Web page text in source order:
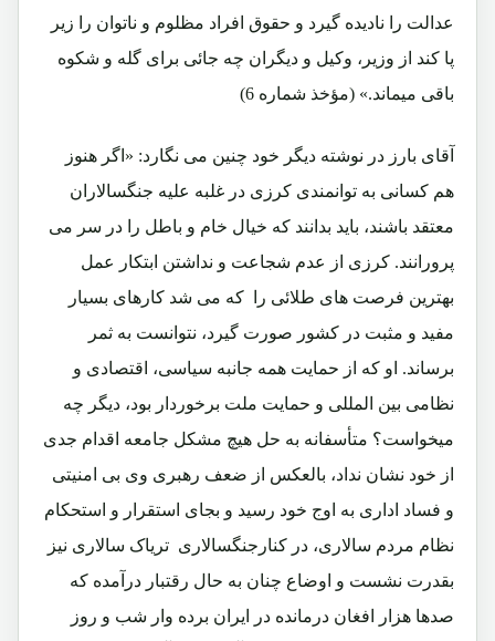
عدالت را نادیده گیرد و حقوق افراد مظلوم و ناتوان را زیر
پا کند از وزیر، وکیل و دیگران چه جائی برای گله و شکوه
باقی میماند.» (مؤخذ شماره 6)
آقای بارز در نوشته دیگر خود چنین می نگارد: «اگر هنوز
هم کسانی به توانمندی کرزی در غلبه علیه جنگسالاران
معتقد باشند، باید بدانند که خیال خام و باطل را در سر می
پرورانند. کرزی از عدم شجاعت و نداشتن ابتکار عمل
بهترین فرصت های طلائی را که می شد کارهای بسیار
مفید و مثبت در کشور صورت گیرد، نتوانست به ثمر
برساند. او که از حمایت همه جانبه سیاسی، اقتصادی و
نظامی بین المللی و حمایت ملت برخوردار بود، دیگر چه
میخواست؟ متأسفانه به حل هیچ مشکل جامعه اقدام جدی
از خود نشان نداد، بالعکس از ضعف رهبری وی بی امنیتی
و فساد اداری به اوج خود رسید و بجای استقرار و استحکام
نظام مردم سالاری، در کنارجنگسالاری تریاک سالاری نیز
بقدرت نشست و اوضاع چنان به حال رقتبار درآمده که
صدها هزار افغان درمانده در ایران برده وار شب و روز